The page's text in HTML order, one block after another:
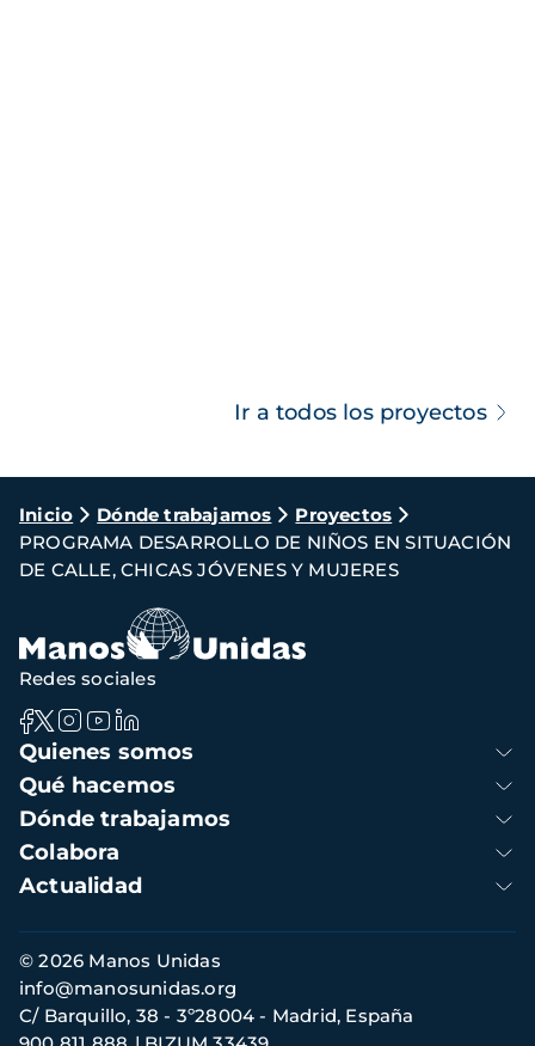
Ir a todos los proyectos
Ruta
de
navegación
Inicio Dónde trabajamos
Proyectos
PROGRAMA DESARROLLO DE NIÑOS EN SITUACIÓN
DE CALLE, CHICAS JÓVENES Y MUJERES
Navegación
principal
Quienes somos
Qué hacemos
Dónde trabajamos
Colabora
Actualidad
Redes sociales
Información
de
contacto
© 2026 Manos Unidas
C/ Barquillo, 38 - 3º28004 - Madrid, España
info@manosunidas.org